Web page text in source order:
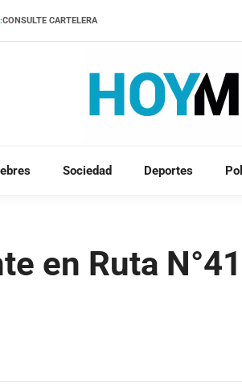
CONSULTE CARTELERA
Sociedad Deportes
en Ruta